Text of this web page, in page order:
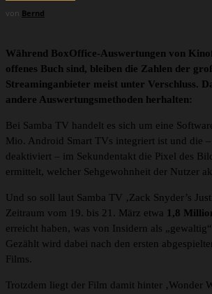
von Bernd
Während BoxOffice-Auswertungen von
offenes Buch sind, bleiben die Zahlen der
Streaminganbieter meist unter Verschluss.
andere Auswertungsmethoden herhalten:
Bei Samba TV handelt es sich um eine
Mio. Android Smart TVs integriert ist und die
deaktiviert – im Sekundentakt die Pixel des
ermittelt, welcher Sehgewohnheit der Nutzer
Und so soll laut Samba TV ‚Zack Snyder’s
Zeitraum vom 19. bis 21. März etwa 1,8
erreicht haben, was von Insidern als
Gezählt wird dabei nach den ersten
Films.
Trotzdem liegt der Film damit hinter ‚Wonder